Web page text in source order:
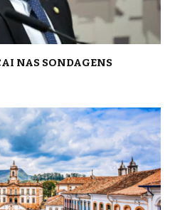
NAS SONDAGENS